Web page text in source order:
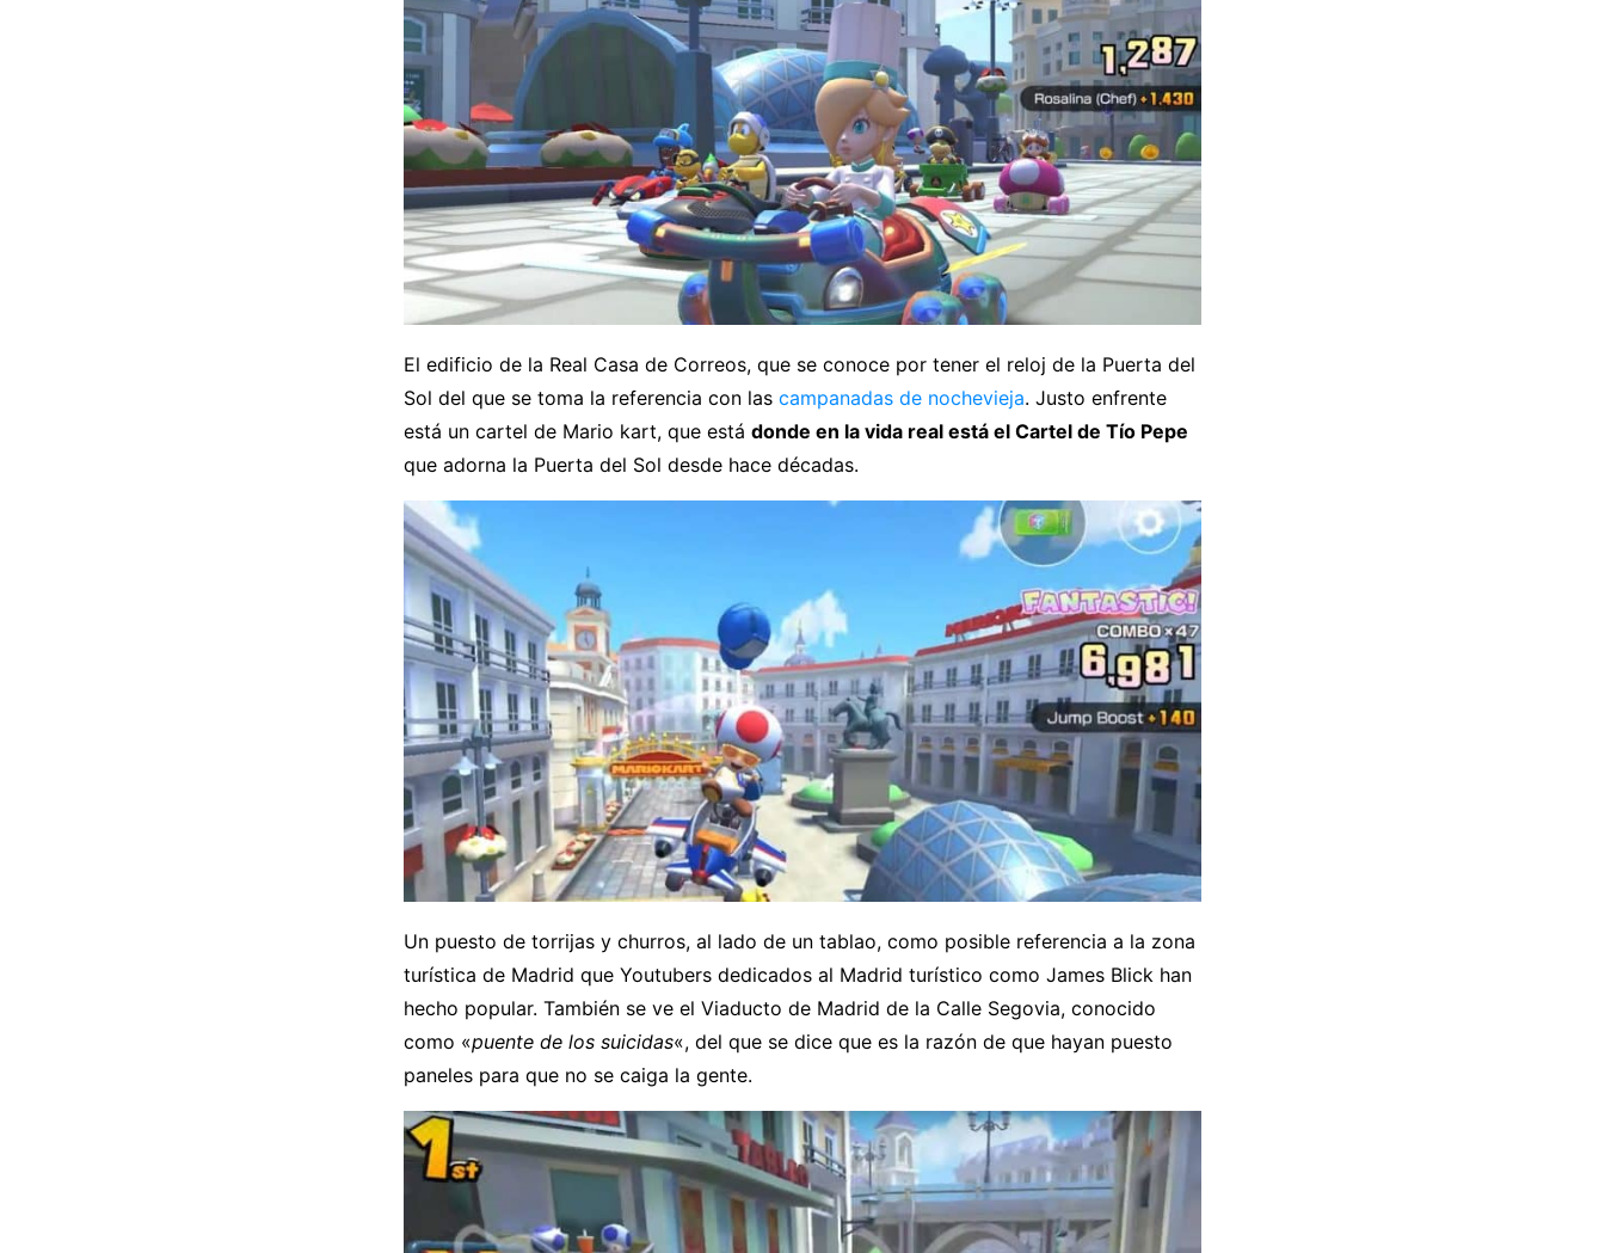
El edificio de la Real Casa de Correos, que se conoce por tener el reloj de la Puerta del
Sol del que se toma la referencia con las campanadas de nochevieja. Justo enfrente
está un cartel de Mario kart, que está donde en la vida real está el Cartel de Tío Pepe
que adorna la Puerta del Sol desde hace décadas.
Un puesto de torrijas y churros, al lado de un tablao, como posible referencia a la zona
turística de Madrid que Youtubers dedicados al Madrid turístico como James Blick han
hecho popular. También se ve el Viaducto de Madrid de la Calle Segovia, conocido
como «puente de los suicidas«, del que se dice que es la razón de que hayan puesto
paneles para que no se caiga la gente.